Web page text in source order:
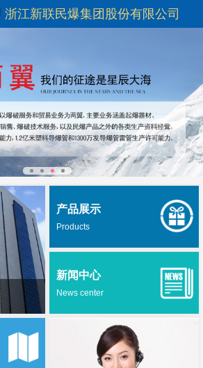
浙江新联民爆集团股份有限公司
产品展示
Products
新闻中心
News center